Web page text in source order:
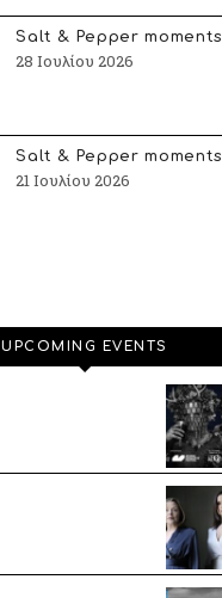
Salt & Pepper moments
28 Ιουλίου 2026
Salt & Pepper moments
21 Ιουλίου 2026
UPCOMING EVENTS